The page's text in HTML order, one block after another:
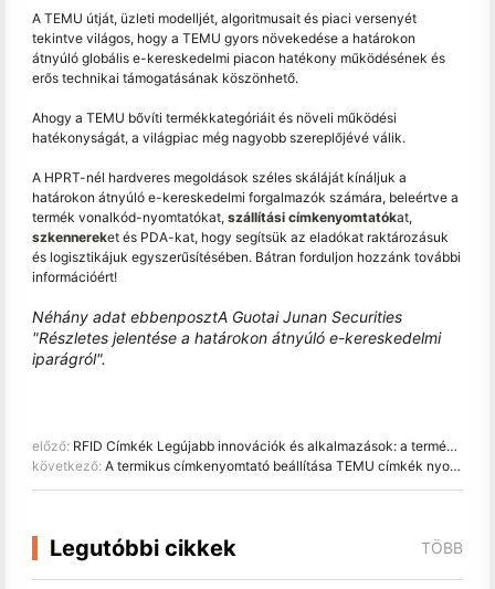
A TEMU útját, üzleti modelljét, algoritmusait és piaci versenyét
tekintve világos, hogy a TEMU gyors növekedése a határokon
átnyúló globális e-kereskedelmi piacon hatékony működésének és
erős technikai támogatásának köszönhető.
Ahogy a TEMU bővíti termékkategóriáit és növeli működési
hatékonyságát, a világpiac még nagyobb szereplőjévé válik.
A HPRT-nél hardveres megoldások széles skáláját kínáljuk a
határokon átnyúló e-kereskedelmi forgalmazók számára, beleértve a
termék vonalkód-nyomtatókat, szállítási címkenyomtatókat,
szkennereket és PDA-kat, hogy segítsük az eladókat raktározásuk
és logisztikájuk egyszerűsítésében. Bátran forduljon hozzánk további
információért!
Néhány adat ebbenposztA Guotai Junan Securities
"Részletes jelentése a határokon átnyúló e-kereskedelmi
iparágról".
előző: RFID Címkék Legújabb innovációk és alkalmazások: a termékhamisítás elleni védelemtől a drónok leltáráig
következő: A termikus címkenyomtató beállítása TEMU címkék nyomtatásához
Legutóbbi cikkek TÖBB